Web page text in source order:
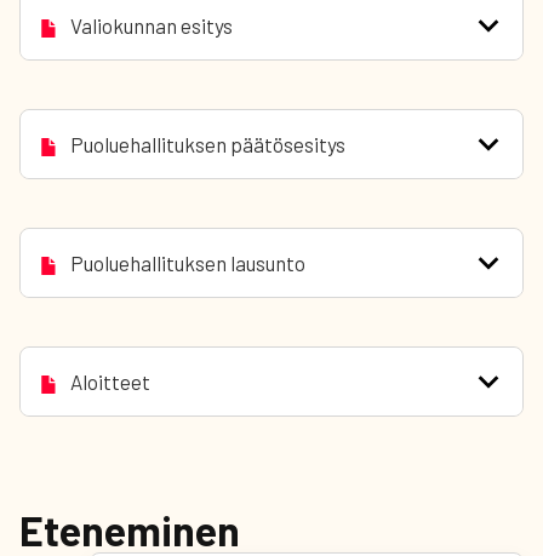
Valiokunnan esitys
Puoluehallituksen päätösesitys
Puoluehallituksen lausunto
Aloitteet
Eteneminen